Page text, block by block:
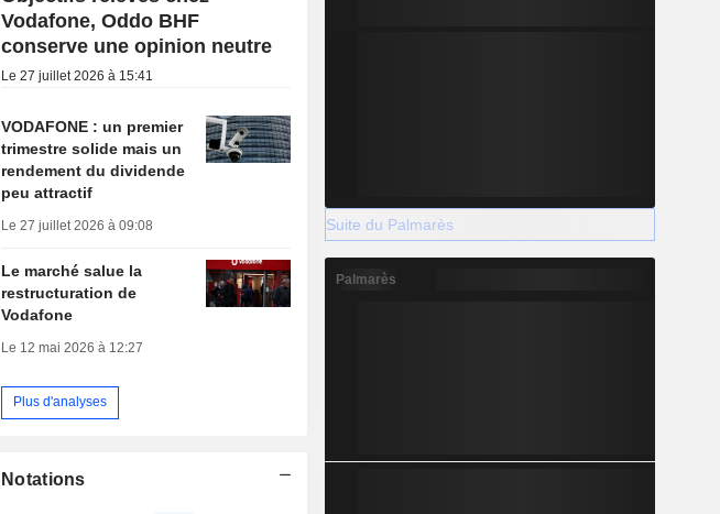
Vodafone, Oddo BHF
conserve une opinion neutre
Le 27 juillet 2026 à 15:41
VODAFONE : un premier
trimestre solide mais un
rendement du dividende
peu attractif
Le 27 juillet 2026 à 09:08
Le marché salue la
restructuration de
Vodafone
Le 12 mai 2026 à 12:27
Plus d'analyses
Notations
Suite du Palmarès
Palmarès